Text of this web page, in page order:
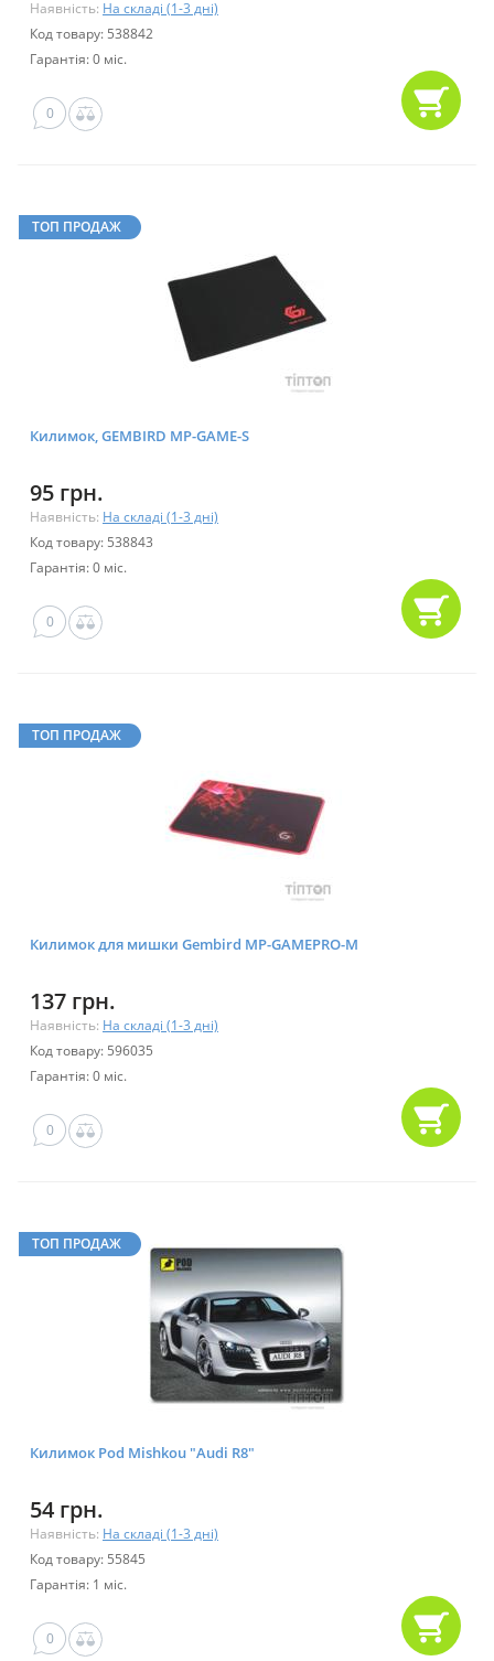
Наявність: На складі (1-3 дні)
Код товару: 538842
Гарантія: 0 міс.
0
ТОП ПРОДАЖ
Килимок, GEMBIRD MP-GAME-S
95 грн.
Наявність: На складі (1-3 дні)
Код товару: 538843
Гарантія: 0 міс.
0
ТОП ПРОДАЖ
Килимок для мишки Gembird MP-GAMEPRO-M
137 грн.
Наявність: На складі (1-3 дні)
Код товару: 596035
Гарантія: 0 міс.
0
ТОП ПРОДАЖ
Килимок Pod Mishkou "Audi R8"
54 грн.
Наявність: На складі (1-3 дні)
Код товару: 55845
Гарантія: 1 міс.
0